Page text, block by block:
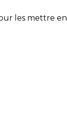
les mettre